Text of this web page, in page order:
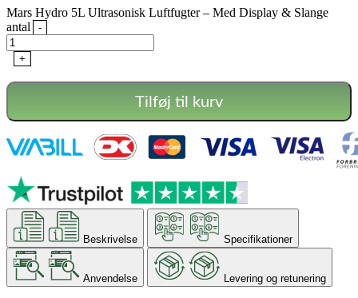
Mars Hydro 5L Ultrasonisk Luftfugter – Med Display & Slange
antal
-
+
Tilføj til kurv
Beskrivelse Specifikationer
Anvendelse Levering og retunering